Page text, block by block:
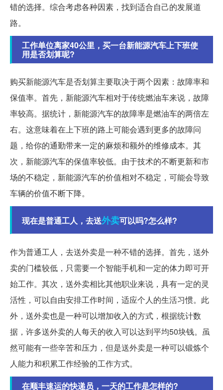
错的选择。综合考虑各种因素，找到适合自己的发展道
路。
工作单位离家40公里，买一台新能源汽车上下班使
用是否划算呢?
购买新能源汽车是否划算主要取决于两个因素：故障率和
保值率。首先，新能源汽车相对于传统燃油车来说，故障
率较高。据统计，新能源汽车的故障率是燃油车的两倍左
右。这意味着在上下班的路上可能会遇到更多的故障问
题，给你的通勤带来一定的麻烦和额外的维修成本。其
次，新能源汽车的保值率较低。由于技术的不断更新和市
场的不稳定，新能源汽车的价值相对不稳定，可能会导致
车辆的价值不断下降。
现在是普通工人，去送外卖可以吗?怎么样?
作为普通工人，去送外卖是一种不错的选择。首先，送外
卖的门槛较低，只需要一个智能手机和一定的体力即可开
始工作。其次，送外卖相比其他职业来说，具有一定的灵
活性，可以自由安排工作时间，适应个人的生活习惯。此
外，送外卖也是一种可以增加收入的方式，根据统计数
据，许多送外卖的人每天的收入可以达到平均50块钱。虽
然可能有一些辛苦和压力，但是送外卖是一种可以锻炼个
人能力和积累工作经验的工作方式。
在顺丰速运的快递员，一天的工作是怎样的?